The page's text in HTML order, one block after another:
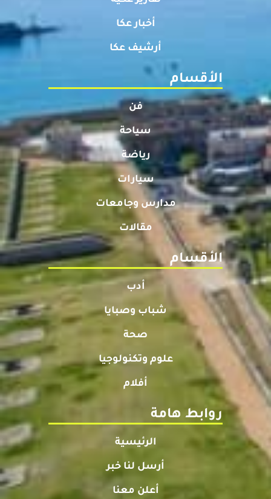
أخبار عكا
أرشيف عكا
الأقسام
فن
سياحة
رياضة
سيارات
مدارس وجامعات
مقالات
الأقسام
أدب
شباب وصبايا
صحة
علوم وتكنولوجيا
أفلام
روابط هامة
الرئيسية
أرسل لنا خبر
أعلن معنا